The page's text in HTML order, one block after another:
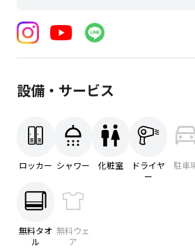
設備・サービス
ロッカー シャワー 化粧室
ドライヤ
ー
駐車
無料タオ
ル
無料ウェ
ア